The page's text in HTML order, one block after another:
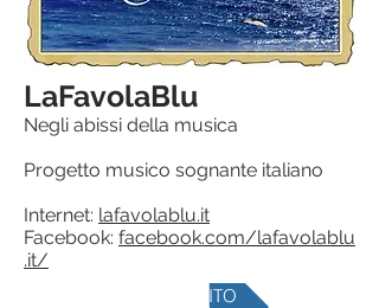
LaFavolaBlu
Negli abissi della musica
Progetto musico sognante italiano
Internet: lafavolablu.it
Facebook: facebook.com/lafavolablu
.it/
VAI AL SITO